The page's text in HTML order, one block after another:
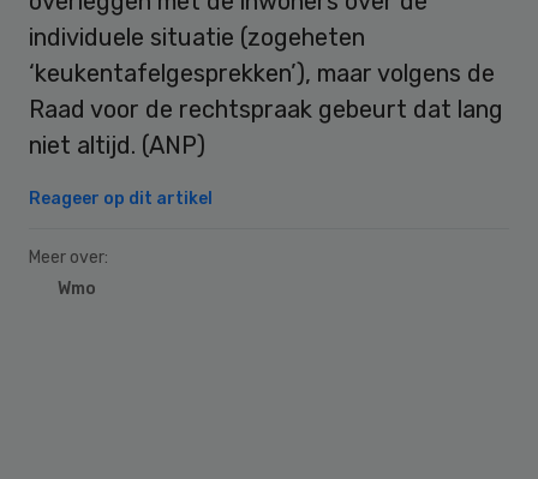
individuele situatie (zogeheten
‘keukentafelgesprekken’), maar volgens de
Raad voor de rechtspraak gebeurt dat lang
niet altijd. (ANP)
Reageer op dit artikel
Meer over:
Wmo